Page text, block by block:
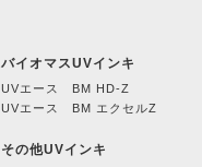
バイオマスUVインキ
UVエース BM HD-Z
UVエース BM エクセルZ
その他UVインキ